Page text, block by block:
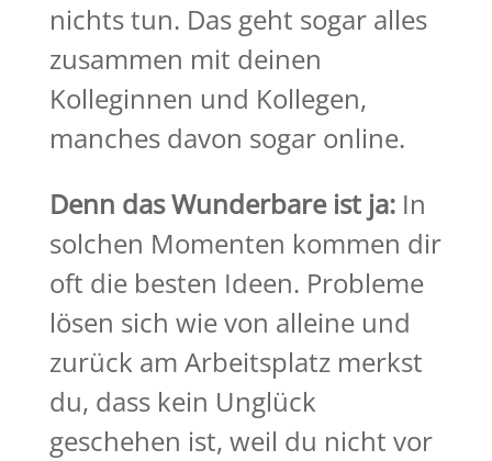
nichts tun. Das geht sogar alles
zusammen mit deinen
Kolleginnen und Kollegen,
manches davon sogar online.
Denn das Wunderbare ist ja:In
solchen Momenten kommen dir
oft die besten Ideen. Probleme
lösen sich wie von alleine und
zurück am Arbeitsplatz merkst
du, dass kein Unglück
geschehen ist, weil du nicht vor